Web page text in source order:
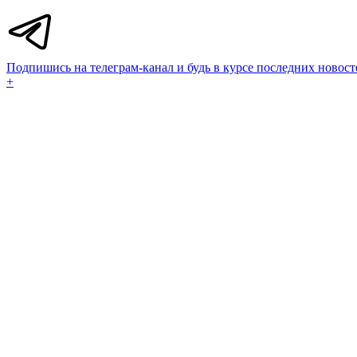
Подпишись на телеграм-канал и будь в курсе последних
+